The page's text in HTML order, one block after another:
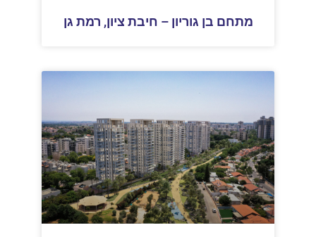
מתחם בן גוריון – חיבת ציון, רמת גן